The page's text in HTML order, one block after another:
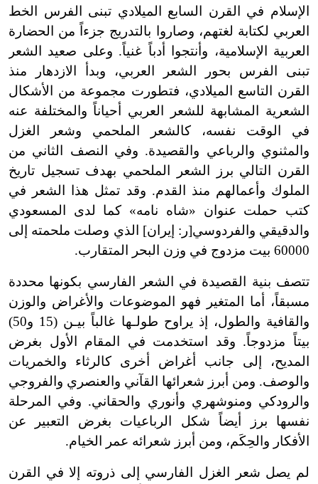
الإسلام في القرن السابع الميلادي تبنى الفرس الخط
العربي لكتابة لغتهم، وصاروا بالتدريج جزءاً من الحضارة
العربية الإسلامية، وأنتجوا أدباً غنياً. وعلى صعيد الشعر
تبنى الفرس بحور الشعر العربي، وبدأ الازدهار منذ
القرن التاسع الميلادي، فتطورت مجموعة من الأشكال
الشعرية المشابهة للشعر العربي أحياناً والمختلفة عنه
في الوقت نفسه، كالشعر الملحمي وشعر الغزل
والمثنوي والرباعي والقصيدة. وفي النصف الثاني من
القرن التالي برز الشعر الملحمي بهدف تسجيل تاريخ
الملوك وأعمالهم منذ القدم. وقد تمثل هذا الشعر في
كتب حملت عنوان «شاه نامه» كما لدى المسعودي
والدقيقي والفردوسي[ر: إيران] الذي وصلت ملحمته إلى
60000 بيت مزدوج في وزن البحر المتقارب.
تتصف بنية القصيدة في الشعر الفارسي بكونها محددة
مسبقاً، أما المتغير فهو الموضوعات والأغراض والوزن
والقافية والطول، إذ يراوح طولـها غالباً بيـن (15
و50)
بيتاً مزدوجاً. وقد استخدمت في المقام الأول بغرض
المديح، إلى جانب أغراض أخرى كالرثاء والخمريات
والوصف. ومن أبرز شعرائها القآني والعنصري والفروجي
والرودكي ومنوشهري وأنوري والحقاني. وفي المرحلة
نفسها برز أيضاً شكل الرباعيات بغرض التعبير عن
الأفكار والحِكَم، ومن أبرز شعرائه عمر الخيام.
لم يصل شعر الغزل الفارسي إلى ذروته إلا في القرن